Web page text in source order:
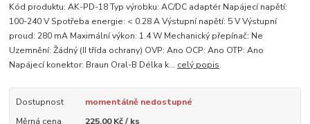
Kód produktu: AK-PD-18 Typ výrobku: AC/DC adaptér Napájecí napětí:
100-240 V Spotřeba energie: < 0.28 A Výstupní napětí: 5 V Výstupní
proud: 280 mA Maximální výkon: 1.4 W Mechanický přepínač: Ne
Uzemnění: Žádný (II třída ochrany) OVP: Ano OCP: Ano OTP: Ano
Napájecí konektor: Braun Oral-B Délka k... celý popis
Dostupnost
momentálně nedostupné
Měrná cena
225,00 Kč / ks